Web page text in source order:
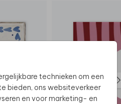
technieken om een
bieden, ons websiteverkeer
en voor marketing- en